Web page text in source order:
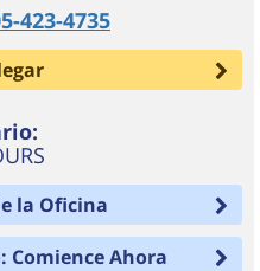
423-4735
la Oficina
Comience Ahora